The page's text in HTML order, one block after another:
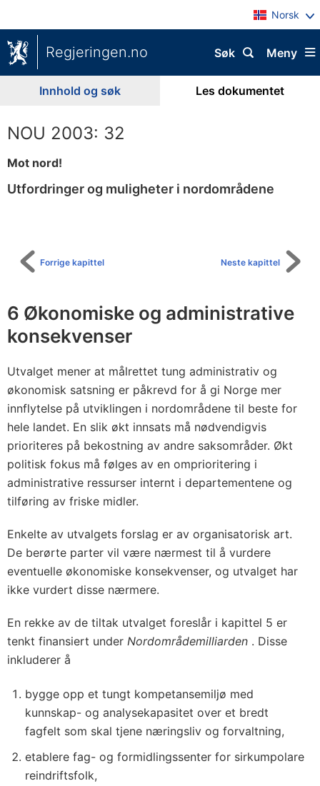
Norsk
Regjeringen.no Meny
Søk
Innhold og søk Les dokumentet
NOU 2003: 32
Mot nord!
Utfordringer og muligheter i nordområdene
Neste kapittel
Forrige kapittel
6 Økonomiske og administrative
konsekvenser
Utvalget mener at målrettet tung administrativ og
økonomisk satsning er påkrevd for å gi Norge mer
innflytelse på utviklingen i nordområdene til beste for
hele landet. En slik økt innsats må nødvendigvis
prioriteres på bekostning av andre saksområder. Økt
politisk fokus må følges av en omprioritering i
administrative ressurser internt i departementene og
tilføring av friske midler.
Enkelte av utvalgets forslag er av organisatorisk art.
De berørte parter vil være nærmest til å vurdere
eventuelle økonomiske konsekvenser, og utvalget har
ikke vurdert disse nærmere.
En rekke av de tiltak utvalget foreslår i kapittel 5 er
tenkt finansiert under Nordområdemilliarden . Disse
inkluderer å
bygge opp et tungt kompetansemiljø med
kunnskap- og analysekapasitet over et bredt
fagfelt som skal tjene næringsliv og forvaltning,
etablere fag- og formidlingssenter for sirkumpolare
reindriftsfolk,